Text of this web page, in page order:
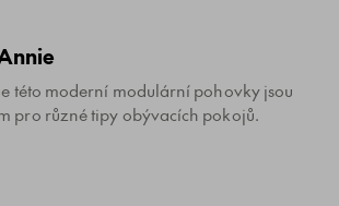
této moderní modulární pohovky jsou
pro různé tipy obývacích pokojů.